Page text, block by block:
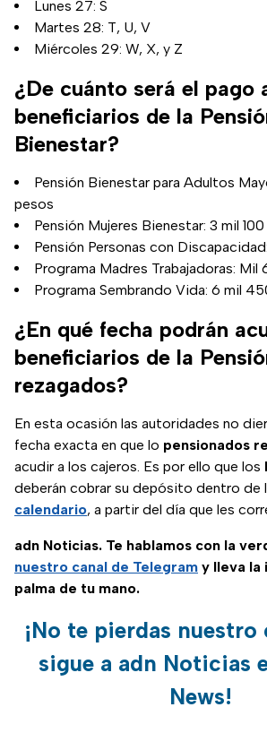
Lunes 27: S
Martes 28: T, U, V
Miércoles 29: W, X, y Z
¿De cuánto será el pago
beneficiarios de la
Bienestar?
Pensión Bienestar para Adultos
pesos
Pensión Mujeres Bienestar: 3 mil
Pensión Personas con
Programa Madres Trabajadoras: Mil
Programa Sembrando Vida: 6 mil
¿En qué fecha podrán
beneficiarios de la
rezagados?
En esta ocasión las autoridades no
fecha exacta en que lo pensionados
acudir a los cajeros. Es por ello que los
deberán cobrar su depósito dentro de
calendario, a partir del día que les
adn Noticias. Te hablamos con la
nuestro canal de Telegram y lleva la
palma de tu mano.
¡No te pierdas
sigue a adn Noticias
News!